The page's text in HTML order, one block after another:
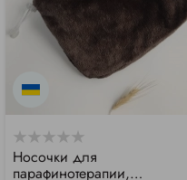
Носочки для
парафинотерапии,